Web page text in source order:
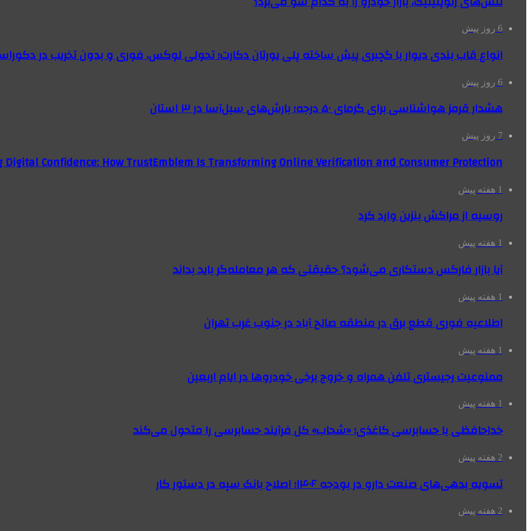
6 روز پیش
انواع قاب بندی دیوار با گچبری پیش ساخته پلی یورتان دکارت؛ تحولی لوکس، فوری و بدون تخریب در
6 روز پیش
هشدار قرمز هواشناسی برای گرمای ۵۰ درجه؛ بارش‌های سیل‌آسا در ۳ استان
7 روز پیش
Confidence: How TrustEmblem Is Transforming Online Verification and Consumer Protection
1 هفته پیش
روسیه از مراکش بنزین وارد کرد
1 هفته پیش
آیا بازار فارکس دستکاری می‌شود؟ حقیقتی که هر معامله‌گر باید بداند
1 هفته پیش
اطلاعیه فوری قطع برق در منطقه صالح آباد در جنوب غرب تهران
1 هفته پیش
ممنوعیت رجیستری تلفن همراه و خروج برخی خودروها در ایام اربعین
1 هفته پیش
خداحافظی با حسابرسی کاغذی؛ «شحاب» کل فرآیند حسابرسی را متحول می‌کند
2 هفته پیش
تسویه بدهی‌های صنعت دارو در بودجه ۱۴۰۶؛ اصلاح بانک سپه در دستور کار
2 هفته پیش